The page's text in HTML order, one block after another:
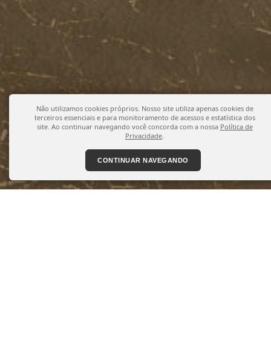
Não utilizamos cookies próprios. Nosso site utiliza apenas cookies de
terceiros essenciais e para monitoramento de acessos e estatística dos
site. Ao continuar navegando você concorda com a nossa Política de
Privacidade.
CONTINUAR NAVEGANDO